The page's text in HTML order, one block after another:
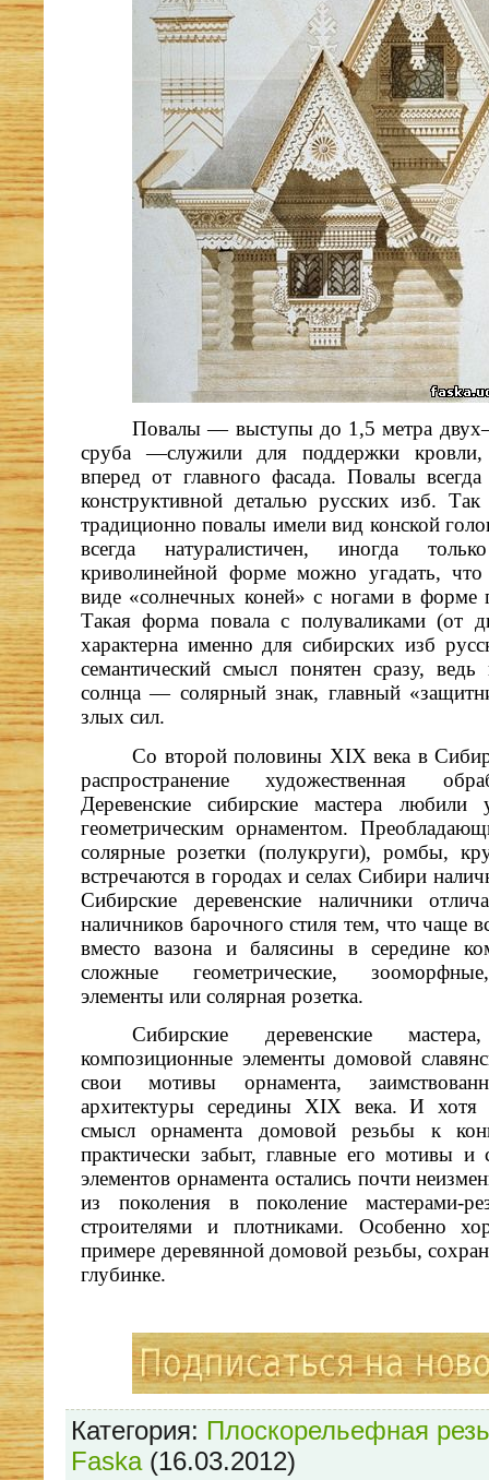
Повалы — выступы до 1,5 метра
сруба —служили для поддержки кровли,
вперед от главного фасада. Повалы
конструктивной деталью русских изб.
традиционно повалы имели вид конской
всегда натуралистичен, иногда
криволинейной форме можно угадать,
виде «солнечных коней» с ногами в форме
Такая форма повала с полуваликами (от
характерна именно для сибирских изб
семантический смысл понятен сразу,
солнца — солярный знак, главный
злых сил.
Со второй половины XIX века в
распространение художественная
Деревенские сибирские мастера любили
геометрическим орнаментом.
солярные розетки (полукруги), ромбы,
встречаются в городах и селах Сибири
Сибирские деревенские наличники
наличников барочного стиля тем, что чаще
вместо вазона и балясины в середине
сложные геометрические,
элементы или солярная розетка.
Сибирские деревенские
композиционные элементы домовой
свои мотивы орнамента,
архитектуры середины XIX века. И хотя
смысл орнамента домовой резьбы к
практически забыт, главные его мотивы и
элементов орнамента остались почти
из поколения в поколение мастерами-
строителями и плотниками. Особенно
примере деревянной домовой резьбы,
глубинке.
Категория: Плоскорельефная
Faska(16.03.2012)